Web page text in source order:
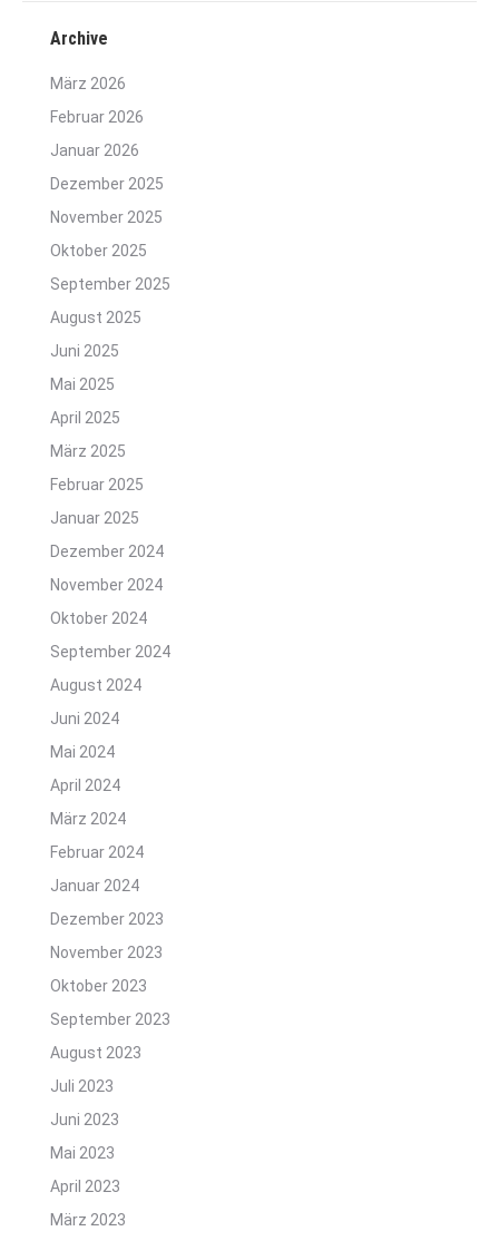
Archive
März 2026
Februar 2026
Januar 2026
Dezember 2025
November 2025
Oktober 2025
September 2025
August 2025
Juni 2025
Mai 2025
April 2025
März 2025
Februar 2025
Januar 2025
Dezember 2024
November 2024
Oktober 2024
September 2024
August 2024
Juni 2024
Mai 2024
April 2024
März 2024
Februar 2024
Januar 2024
Dezember 2023
November 2023
Oktober 2023
September 2023
August 2023
Juli 2023
Juni 2023
Mai 2023
April 2023
März 2023